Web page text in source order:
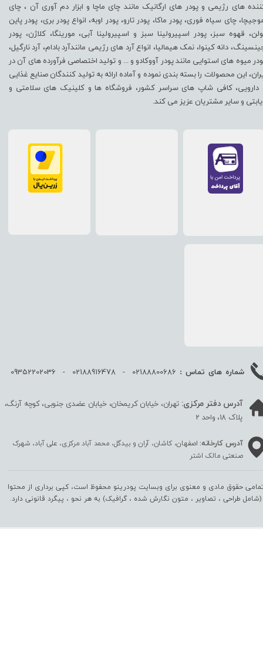
های رژیمی و پودر های ارگانیک مانند چای ماچا و ابزار دم آوری آن ، چای
چای سیاه فوری، پودر ماکا، پودر تارو، پودر اوبه، انواع پودر بری، پودر پاین
قهوه سبز، پودر اسپیرولینا سبز و اسپیرولینا آبی، مورینگا، کلاژن، پودر
دانه کینوا، نمک هیمالیا، انواع آرد های رژیمی مانندآرد بادام، آرد نارگیل،
میوه های استوایی مانند پودر آووکادو و ... و تولید اختصاصی فرآورده های آن در
این محصولات را بسته بندی نموده و آماده ارائه به تولید کنندگان صنایع غذایی
دارویی، کافی شاپ های سراسر کشور، فروشگاه ها و کلینیک های سلامتی و
و سایر مشتریان عزیز می کند.
حقوق مادی و معنوی برای وبسایت پودرینو محفوظ است، کپی برداری از محتوا
(شامل طراحی ، تصاویر ، متون نگارش شده ، گرافیک) به هر نحو ،‌ پیگرد قانونی دارد.
شماره های تماس :
آدرس دفتر مرکزی: تهران، خیابان کریمخان، خیابان عضدی جنوبی، کوچه آرنگ،
پلاک 18، واحد 2
آدرس کارخانه: اصفهان، کاشان، آران و بیدگل، محمد آباد مرکزی، علی آباد، شهرک
صنعتی مالک اشتر